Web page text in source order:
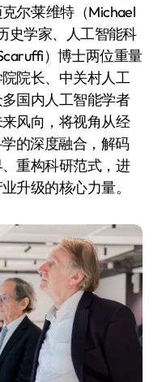
尔·莱维特（Michael
史学家、人工智能科
）博士两位重量
院长、中关村人工
国内人工智能学者
风向，将视角从经
的深度融合，解码
重构科研范式，进
升级的核心力量。